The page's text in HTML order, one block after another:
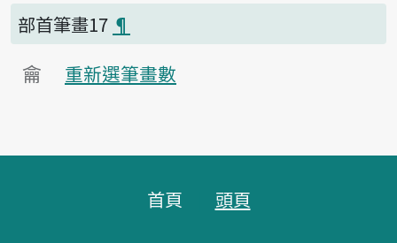
部首筆畫17 ¶
龠 重新選筆畫數
首頁 頭頁